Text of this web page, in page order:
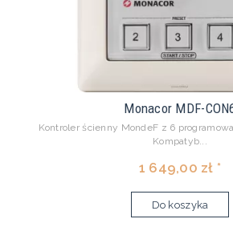
Monacor MDF-
Kontroler ścienny MondeF z 6
Kompatyb...
1 649,00 zł *
Do koszyka